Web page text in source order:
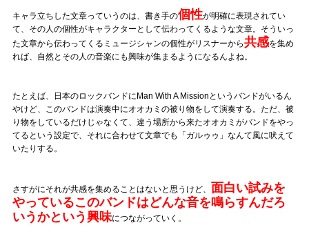
キャラ立ちした文章っていうのは、書き手の個性が明確に表現されてい
て、その人の個性がキャラクターとして伝わってくるような文章。そういっ
た文章から伝わってくるミュージシャンの個性がリスナーから共感を集め
れば、自然とその人の音楽にも興味が集まるようになるんよね。
たとえば、日本のロックバンドにMan With A Missionというバンドがいるん
やけど、このバンドは演奏中にオオカミの被り物をして演奏する。ただ、被
り物をしているだけじゃなくて、違う場所から来たオオカミがバンドをやっ
てるという設定で、それに合わせて文章でも「ガルゥゥ」なんて風に吠えて
いたりする。
さすがにそれが共感を集めることはないと思うけど、 面白い試みを
やっているこのバンドはどんな音を鳴らすんだろ
いうかという興味につながっていく。